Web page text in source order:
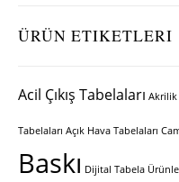
ÜRÜN ETIKETLERI
Acil Çıkış Tabelaları Akrilik
Tabelaları Açık Hava Tabelaları
Baskı Dijital Tabela